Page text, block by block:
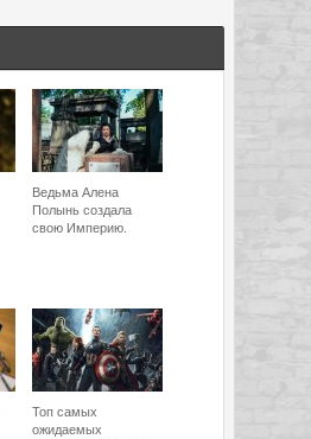
Ведьма Алена
Полынь создала
свою Империю.
Топ самых
ожидаемых